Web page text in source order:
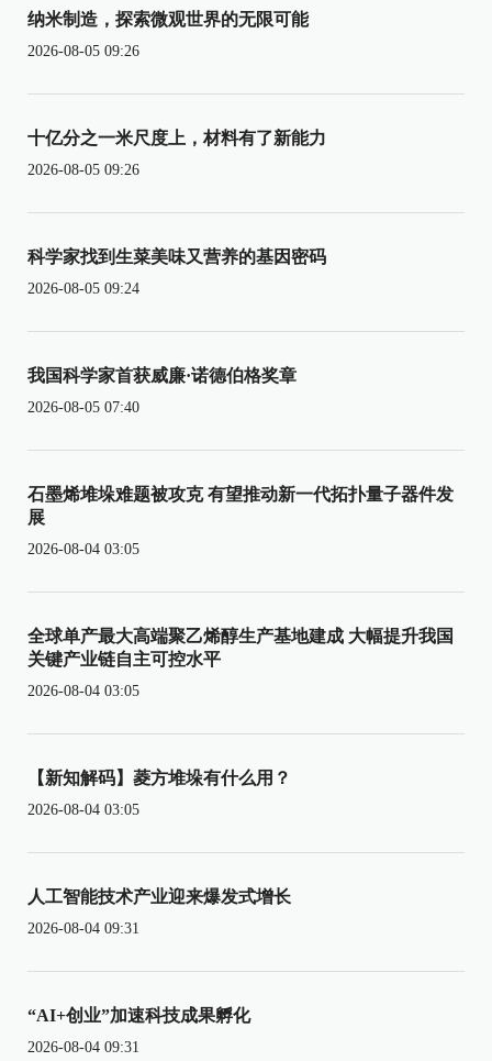
纳米制造，探索微观世界的无限可能
2026-08-05 09:26
十亿分之一米尺度上，材料有了新能力
2026-08-05 09:26
科学家找到生菜美味又营养的基因密码
2026-08-05 09:24
我国科学家首获威廉·诺德伯格奖章
2026-08-05 07:40
石墨烯堆垛难题被攻克 有望推动新一代拓扑量子器件发
展
2026-08-04 03:05
全球单产最大高端聚乙烯醇生产基地建成 大幅提升我国
关键产业链自主可控水平
2026-08-04 03:05
【新知解码】菱方堆垛有什么用？
2026-08-04 03:05
人工智能技术产业迎来爆发式增长
2026-08-04 09:31
“AI+创业”加速科技成果孵化
2026-08-04 09:31